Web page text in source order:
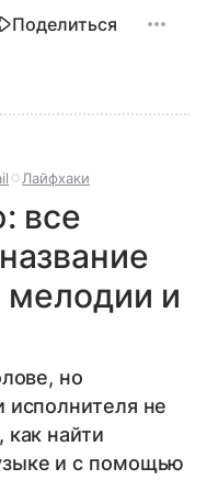
Поделиться
Лайфхаки
все
мелодии и
но
исполнителя не
как найти
и с помощью